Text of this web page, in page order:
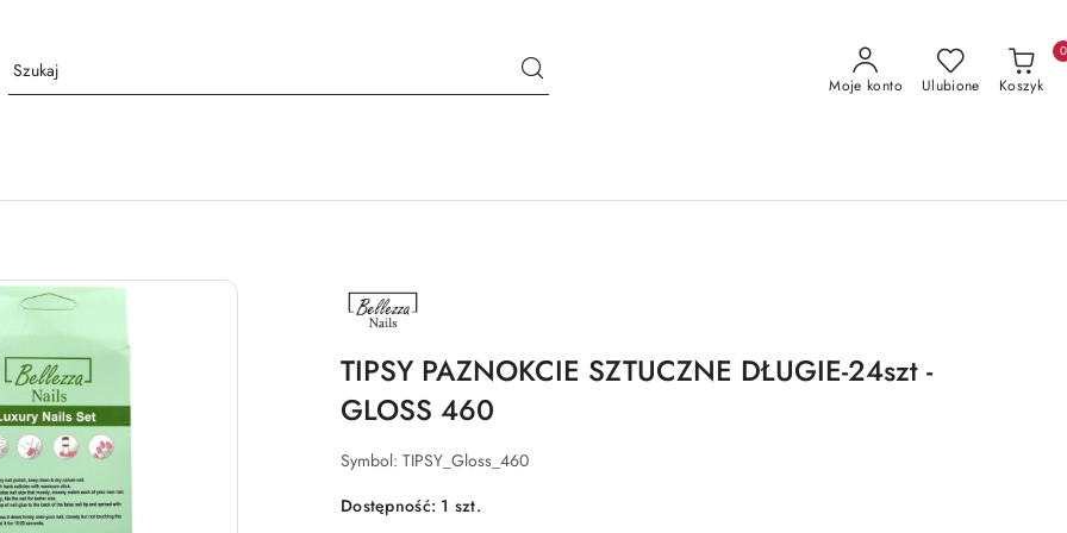
Moje konto Ulubione Koszyk
0
NAZWA
PRODUCENTA:
BELLEZZA
TIPSY PAZNOKCIE SZTUCZNE DŁUGIE-24szt -
GLOSS 460
Symbol: TIPSY_Gloss_460
Dostępność: 1 szt.